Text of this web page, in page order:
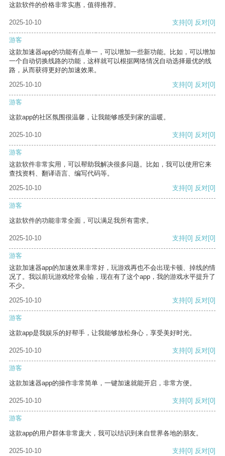
这款软件的价格非常实惠，值得推荐。
2025-10-10 支持[0] 反对[0]
游客
这款加速器app的功能有点单一，可以增加一些新功能。比如，可以增加
一个自动切换线路的功能，这样就可以根据网络情况自动选择最优的线
路，从而获得更好的加速效果。
2025-10-10
支持[0] 反对[0]
游客
这款app的社区氛围很温馨，让我能够感受到家的温暖。
2025-10-10 支持[0] 反对[0]
游客
这款软件非常实用，可以帮助我解决很多问题。比如，我可以使用它来
查找资料、翻译语言、编写代码等。
2025-10-10
支持[0] 反对[0]
游客
这款软件的功能非常全面，可以满足我所有需求。
2025-10-10 支持[0] 反对[0]
游客
这款加速器app的加速效果非常好，玩游戏再也不会出现卡顿、掉线的情
况了。我以前玩游戏经常会输，现在有了这个app，我的游戏水平提升了
不少。
2025-10-10
支持[0] 反对[0]
游客
这款app是我娱乐的好帮手，让我能够放松身心，享受美好时光。
2025-10-10 支持[0] 反对[0]
游客
这款加速器app的操作非常简单，一键加速就能开启，非常方便。
2025-10-10 支持[0] 反对[0]
游客
这款app的用户群体非常庞大，我可以结识到来自世界各地的朋友。
2025-10-10 支持[0] 反对[0]